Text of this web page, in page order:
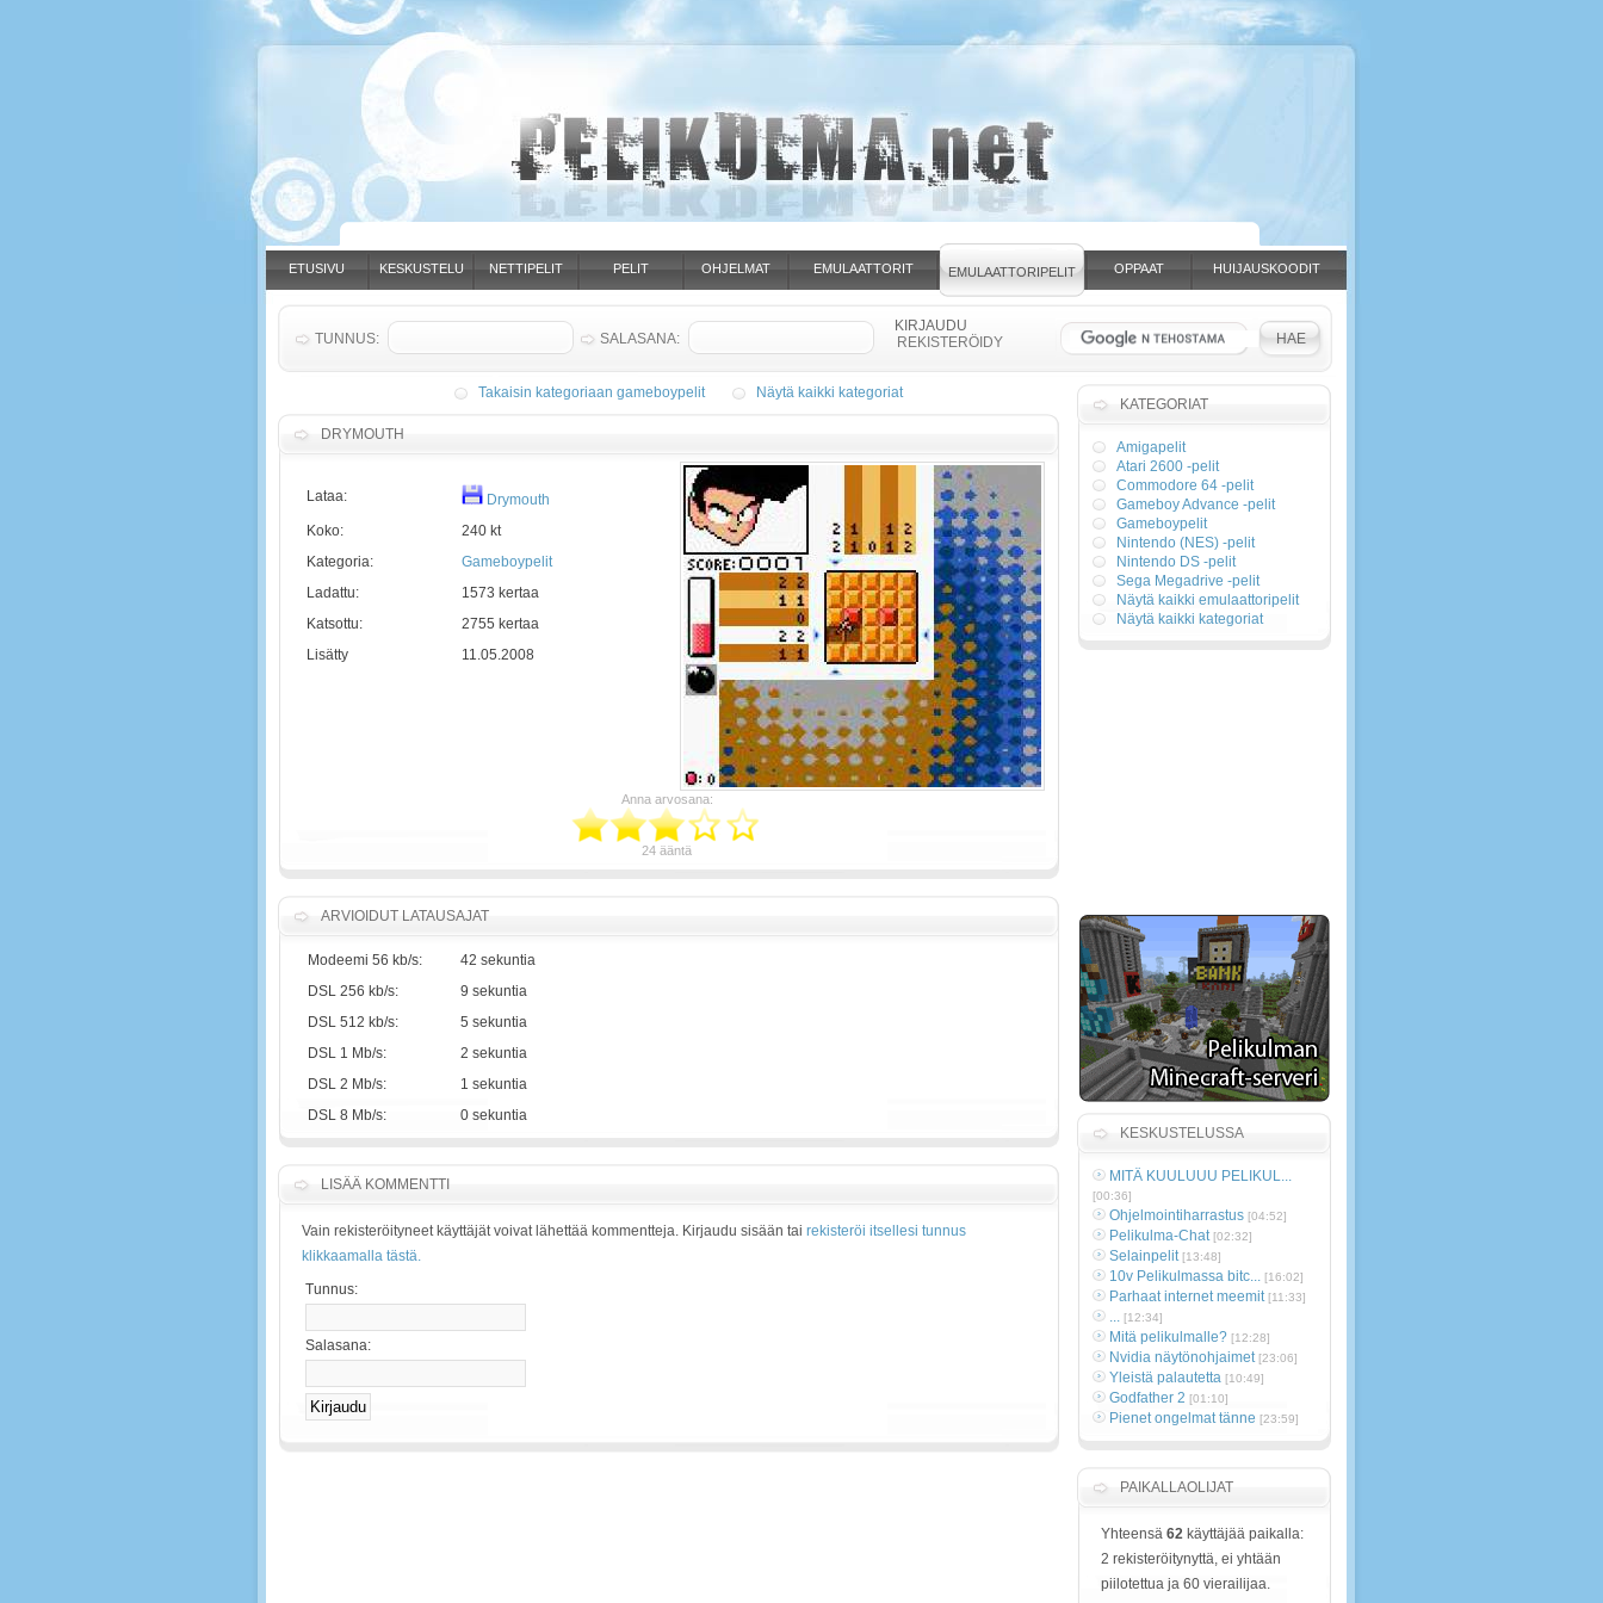
ETUSIVU KESKUSTELU NETTIPELIT PELIT OHJELMAT EMULAATTORIT EMULAATTORIPELIT OPPAAT HUIJAUSKOODIT
Takaisin kategoriaan gameboypelit Näytä kaikki kategoriat
DRYMOUTH
Lataa:
Drymouth
Koko:
240 kt
Kategoria:
Gameboypelit
Ladattu:
1573 kertaa
Katsottu:
2755 kertaa
Lisätty
11.05.2008
Anna arvosana:
24 ääntä
ARVIOIDUT LATAUSAJAT
Modeemi 56 kb/s:
42 sekuntia
DSL 256 kb/s:
9 sekuntia
DSL 512 kb/s:
5 sekuntia
DSL 1 Mb/s:
2 sekuntia
DSL 2 Mb/s:
1 sekuntia
DSL 8 Mb/s:
0 sekuntia
LISÄÄ KOMMENTTI
Vain rekisteröityneet käyttäjät voivat lähettää kommentteja. Kirjaudu sisään tai rekisteröi itsellesi tunnus
klikkaamalla tästä.
Tunnus:
Salasana:
KATEGORIAT
Amigapelit
Atari 2600 -pelit
Commodore 64 -pelit
Gameboy Advance -pelit
Gameboypelit
Nintendo (NES) -pelit
Nintendo DS -pelit
Sega Megadrive -pelit
Näytä kaikki emulaattoripelit
Näytä kaikki kategoriat
KESKUSTELUSSA
MITÄ KUULUUU PELIKUL...
[00:36]
Ohjelmointiharrastus [04:52]
Pelikulma-Chat [02:32]
Selainpelit [13:48]
10v Pelikulmassa bitc... [16:02]
Parhaat internet meemit [11:33]
... [12:34]
Mitä pelikulmalle? [12:28]
Nvidia näytönohjaimet [23:06]
Yleistä palautetta [10:49]
Godfather 2 [01:10]
Pienet ongelmat tänne [23:59]
PAIKALLAOLIJAT
Yhteensä 62 käyttäjää paikalla:
2 rekisteröitynyttä, ei yhtään
piilotettua ja 60 vierailijaa.
TUNNUS: SALASANA: REKISTERÖIDY